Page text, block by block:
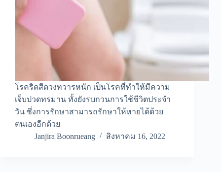
โรคริดสีดวงทวารหนัก เป็นโรคที่ทำให้มีความ
เจ็บปวดทรมาน ทั้งยังรบกวนการใช้ชีวิตประจำ
วัน ซึ่งการรักษาสามารถรักษาให้หายได้ด้วย
ตนเองอีกด้วย
Janjira Boonrueang
สิงหาคม 16, 2022